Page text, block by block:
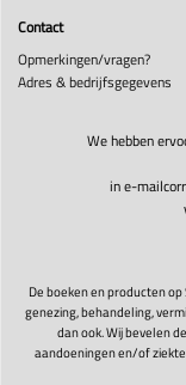
Contact
Opmerkingen/vragen?
Adres & bedrijfsgegevens
We hebben
in e-
De boeken en producten
genezing, behandeling,
dan ook. Wij bevelen
aandoeningen en/of